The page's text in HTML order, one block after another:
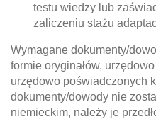
testu wiedzy lub
zaliczeniu stażu
Wymagane dokumenty/
formie oryginałów,
urzędowo poświadczonych
dokumenty/dowody nie
niemieckim, należy je